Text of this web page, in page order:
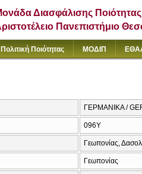
Διασφάλισης Ποιότητας
Πανεπιστήμιο
Πολιτική Ποιότητας ΜΟΔΙΠ
ΓΕΡΜΑΝΙΚΑ /
096Υ
Γεωπονίας,
Γεωπονίας